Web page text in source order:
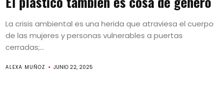
La crisis ambiental es una herida que atraviesa el cuerpo
de las mujeres y personas vulnerables a puertas
cerradas;...
ALEXA MUÑOZ JUNIO 22, 2025